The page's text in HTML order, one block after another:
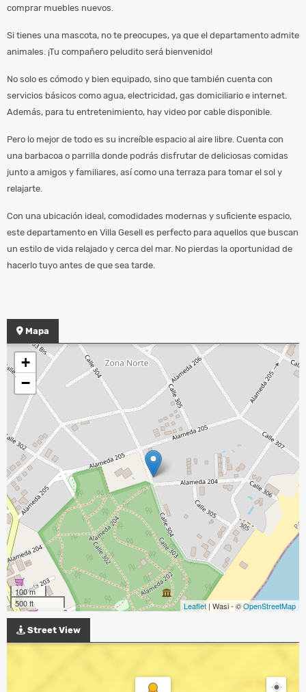
comprar muebles nuevos.
Si tienes una mascota, no te preocupes, ya que el departamento admite
animales. ¡Tu compañero peludito será bienvenido!
No solo es cómodo y bien equipado, sino que también cuenta con
servicios básicos como agua, electricidad, gas domiciliario e internet.
Además, para tu entretenimiento, hay video por cable disponible.
Pero lo mejor de todo es su increíble espacio al aire libre. Cuenta con
una barbacoa o parrilla donde podrás disfrutar de deliciosas comidas
junto a amigos y familiares, así como una terraza para tomar el sol y
relajarte.
Con una ubicación ideal, comodidades modernas y suficiente espacio,
este departamento en Villa Gesell es perfecto para aquellos que buscan
un estilo de vida relajado y cerca del mar. No pierdas la oportunidad de
hacerlo tuyo antes de que sea tarde.
Mapa
+
−
100 m
500 ft
Leaflet | Wasi - ©OpenStreetMap
Street View